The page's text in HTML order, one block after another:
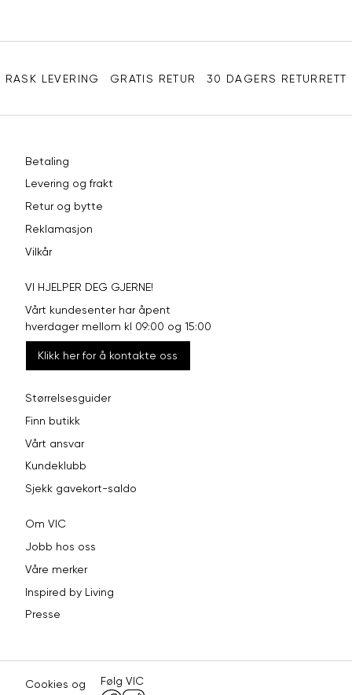
RASK LEVERING GRATIS RETUR 30 DAGERS RETURRETT
Betaling
Levering og frakt
Retur og bytte
Reklamasjon
Vilkår
VI HJELPER DEG GJERNE!
Vårt kundesenter har åpent
hverdager mellom kl 09:00 og 15:00
Klikk her for å kontakte oss
Størrelsesguider
Finn butikk
Vårt ansvar
Kundeklubb
Sjekk gavekort-saldo
Om VIC
Jobb hos oss
Våre merker
Inspired by Living
Presse
Cookies og
Følg VIC